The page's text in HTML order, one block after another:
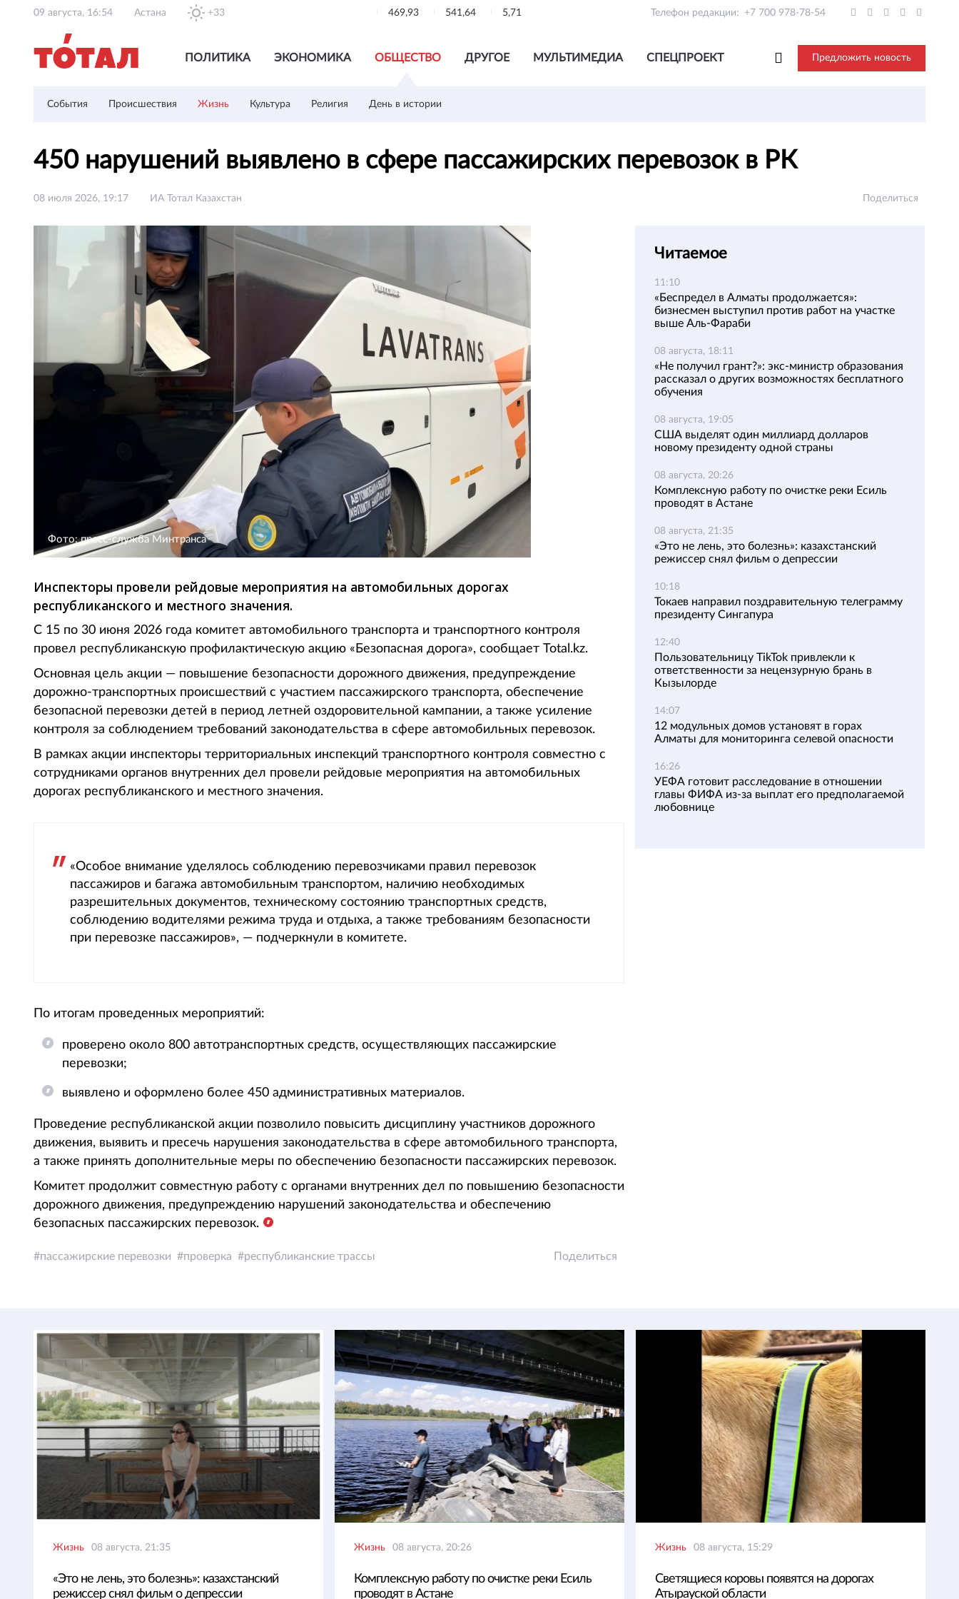
09 августа, 16:54 Астана +33 469,93 541,64 5,71 Телефон редакции: +7 700 978-78-54
ПОЛИТИКА ЭКОНОМИКА ОБЩЕСТВО ДРУГОЕ МУЛЬТИМЕДИА СПЕЦПРОЕКТ Предложить новость
События Происшествия Жизнь Культура Религия День в истории
450 нарушений выявлено в сфере пассажирских перевозок в РК
08 июля 2026, 19:17 ИА Тотал Казахстан Поделиться
Фото: пресс-служба Минтранса
Инспекторы провели рейдовые мероприятия на автомобильных дорогах
республиканского и местного значения.
С 15 по 30 июня 2026 года комитет автомобильного транспорта и транспортного контроля
провел республиканскую профилактическую акцию «Безопасная дорога», сообщает Total.kz.
Основная цель акции — повышение безопасности дорожного движения, предупреждение
дорожно-транспортных происшествий с участием пассажирского транспорта, обеспечение
безопасной перевозки детей в период летней оздоровительной кампании, а также усиление
контроля за соблюдением требований законодательства в сфере автомобильных перевозок.
В рамках акции инспекторы территориальных инспекций транспортного контроля совместно с
сотрудниками органов внутренних дел провели рейдовые мероприятия на автомобильных
дорогах республиканского и местного значения.
«Особое внимание уделялось соблюдению перевозчиками правил перевозок
пассажиров и багажа автомобильным транспортом, наличию необходимых
разрешительных документов, техническому состоянию транспортных средств,
соблюдению водителями режима труда и отдыха, а также требованиям безопасности
при перевозке пассажиров», — подчеркнули в комитете.
По итогам проведенных мероприятий:
проверено около 800 автотранспортных средств, осуществляющих пассажирские
перевозки;
выявлено и оформлено более 450 административных материалов.
Проведение республиканской акции позволило повысить дисциплину участников дорожного
движения, выявить и пресечь нарушения законодательства в сфере автомобильного транспорта,
а также принять дополнительные меры по обеспечению безопасности пассажирских перевозок.
Комитет продолжит совместную работу с органами внутренних дел по повышению безопасности
дорожного движения, предупреждению нарушений законодательства и обеспечению
безопасных пассажирских перевозок.
пассажирские перевозки проверка республиканские трассы Поделиться
Читаемое
11:10
«Беспредел в Алматы продолжается»:
бизнесмен выступил против работ на участке
выше Аль-Фараби
08 августа, 18:11
«Не получил грант?»: экс-министр образования
рассказал о других возможностях бесплатного
обучения
08 августа, 19:05
США выделят один миллиард долларов
новому президенту одной страны
08 августа, 20:26
Комплексную работу по очистке реки Есиль
проводят в Астане
08 августа, 21:35
«Это не лень, это болезнь»: казахстанский
режиссер снял фильм о депрессии
10:18
Токаев направил поздравительную телеграмму
президенту Сингапура
12:40
Пользовательницу TikTok привлекли к
ответственности за нецензурную брань в
Кызылорде
14:07
12 модульных домов установят в горах
Алматы для мониторинга селевой опасности
16:26
УЕФА готовит расследование в отношении
главы ФИФА из-за выплат его предполагаемой
любовнице
Жизнь 08 августа, 21:35
«Это не лень, это болезнь»: казахстанский
режиссер снял фильм о депрессии
Жизнь 08 августа, 20:26
Комплексную работу по очистке реки Есиль
проводят в Астане
Жизнь 08 августа, 15:29
Светящиеся коровы появятся на дорогах
Атырауской области